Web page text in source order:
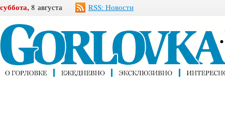
суббота, 8 августа RSS: Новости